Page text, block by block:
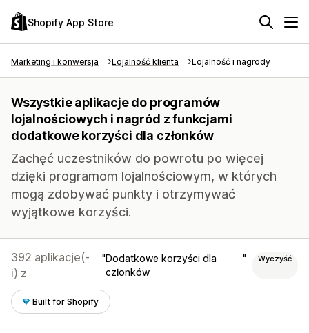
Shopify App Store
Marketing i konwersja Lojalność klienta Lojalność i nagrody
Wszystkie aplikacje do programów
lojalnościowych i nagród z funkcjami
dodatkowe korzyści dla członków
Zachęć uczestników do powrotu po więcej
dzięki programom lojalnościowym, w których
mogą zdobywać punkty i otrzymywać
wyjątkowe korzyści.
392 aplikacje(-
i) z
Dodatkowe korzyści dla
członków
Wyczyść
Built for Shopify